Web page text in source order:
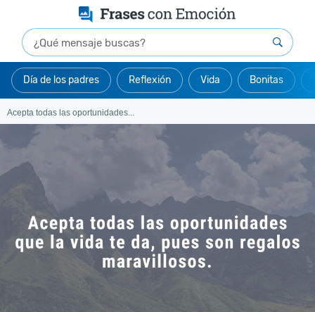
Día de los padres Reflexión Vida Bonitas
Acepta todas las oportunidades...